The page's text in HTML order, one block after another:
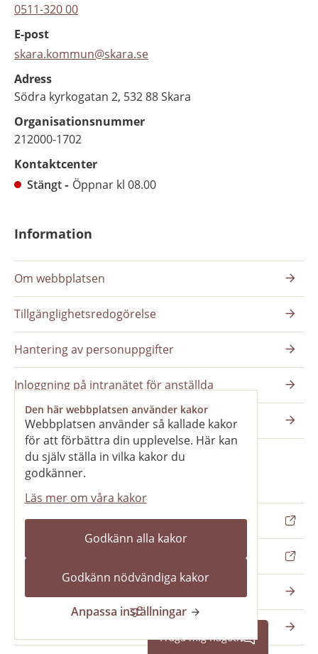
Den här webbplatsen använder kakor
Webbplatsen använder så kallade kakor
för att förbättra din upplevelse. Här kan
du själv ställa in vilka kakor du
godkänner.
Läs mer om våra kakor
Godkänn alla kakor
Godkänn nödvändiga kakor
Anpassa inställningar
0511-320 00
E-post
skara.kommun@skara.se
Adress
Södra kyrkogatan 2, 532 88 Skara
Organisationsnummer
212000-1702
Kontaktcenter
Stängt
Öppnar kl 08.00
Information
Om webbplatsen
Tillgänglighetsredogörelse
Hantering av personuppgifter
Inloggning på intranätet för anställda
Redigera på skara.se
Håll dig uppdaterad
Skara kommun på Facebook
Skara kommun på Instagram
Fråga mig något!